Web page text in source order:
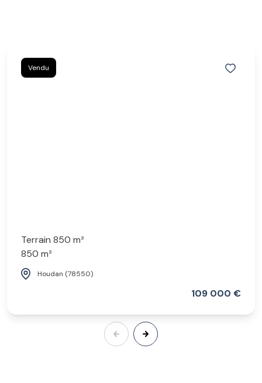
Vendu
Terrain 850 m²
850 m²
Houdan (78550)
109 000 €